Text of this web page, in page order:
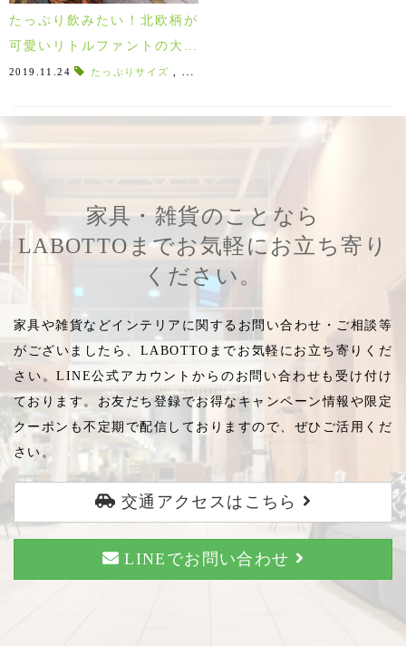
たっぷり飲みたい！北欧柄が
可愛いリトルファントの大き
いマグカップ♪
2019.11.24 たっぷりサイズ
家具・雑貨のことなら
LABOTTOまでお気軽にお立ち寄り
ください。
家具や雑貨などインテリアに関するお問い合わせ・ご相談等
がございましたら、LABOTTOまでお気軽にお立ち寄りくだ
さい。LINE公式アカウントからのお問い合わせも受け付け
ております。お友だち登録でお得なキャンペーン情報や限定
クーポンも不定期で配信しておりますので、ぜひご活用くだ
さい。
交通アクセスはこちら
LINEでお問い合わせ